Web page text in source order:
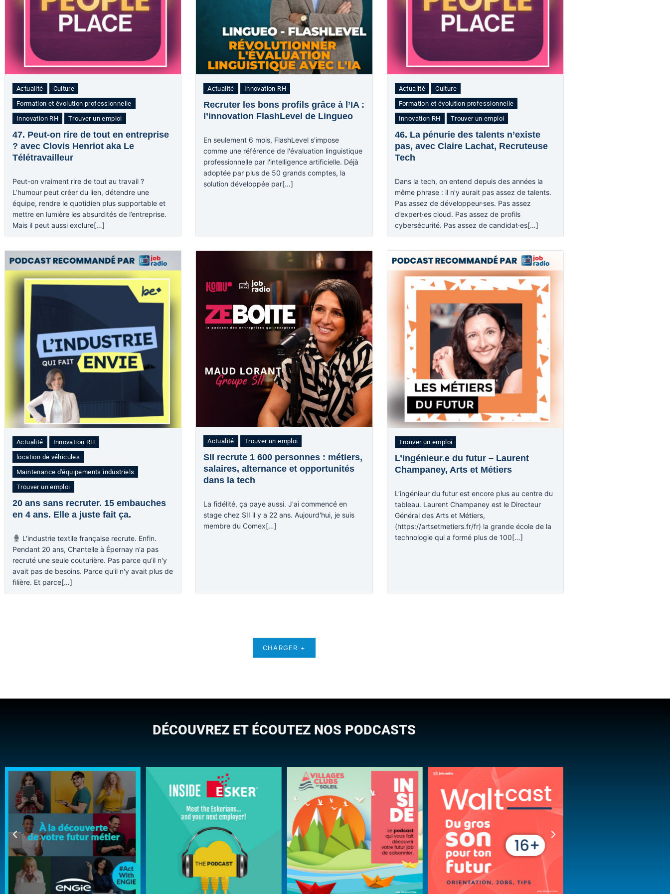
Actualité
Culture
Formation et évolution professionnelle
Innovation RH
Trouver un emploi
47. Peut-on rire de tout en entreprise
? avec Clovis Henriot aka Le
Télétravailleur
Peut-on vraiment rire de tout au travail ?
L’humour peut créer du lien, détendre une
équipe, rendre le quotidien plus supportable et
mettre en lumière les absurdités de l’entreprise.
Mais il peut aussi exclure[…]
Actualité Innovation RH
Recruter les bons profils grâce à l’IA :
l’innovation FlashLevel de Lingueo
En seulement 6 mois, FlashLevel s'impose
comme une référence de l'évaluation linguistique
professionnelle par l'intelligence artificielle. Déjà
adoptée par plus de 50 grands comptes, la
solution développée par[…]
Actualité
Culture
Formation et évolution professionnelle
Innovation RH
Trouver un emploi
46. La pénurie des talents n’existe
pas, avec Claire Lachat, Recruteuse
Tech
Dans la tech, on entend depuis des années la
même phrase : il n’y aurait pas assez de talents.
Pas assez de développeur·ses. Pas assez
d’expert·es cloud. Pas assez de profils
cybersécurité. Pas assez de candidat·es[…]
Actualité
Innovation RH
location de véhicules
Maintenance d'équipements industriels
Trouver un emploi
20 ans sans recruter. 15 embauches
en 4 ans. Elle a juste fait ça.
L'industrie textile française recrute. Enfin.
Pendant 20 ans, Chantelle à Épernay n'a pas
recruté une seule couturière. Pas parce qu'il n'y
avait pas de besoins. Parce qu'il n'y avait plus de
filière. Et parce[…]
Actualité Trouver un emploi
SII recrute 1 600 personnes : métiers,
salaires, alternance et opportunités
dans la tech
La fidélité, ça paye aussi. J'ai commencé en
stage chez SII il y a 22 ans. Aujourd'hui, je suis
membre du Comex[…]
Trouver un emploi
L’ingénieur.e du futur – Laurent
Champaney, Arts et Métiers
L’ingénieur du futur est encore plus au centre du
tableau. Laurent Champaney est le Directeur
Général des Arts et Métiers,
(https://artsetmetiers.fr/fr) la grande école de la
technologie qui a formé plus de 100[…]
CHARGER +
DÉCOUVREZ ET ÉCOUTEZ NOS PODCASTS